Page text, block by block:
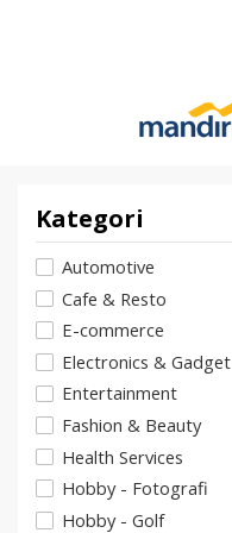
Kategori
Automotive
Cafe & Resto
E-commerce
Electronics & Gadget
Entertainment
Fashion & Beauty
Health Services
Hobby - Fotografi
Hobby - Golf